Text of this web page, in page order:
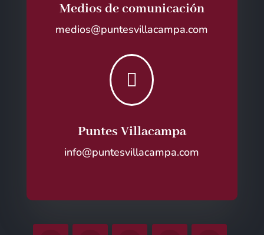
Medios de comunicación
medios@puntesvillacampa.com

Puntes Villacampa
info@puntesvillacampa.com